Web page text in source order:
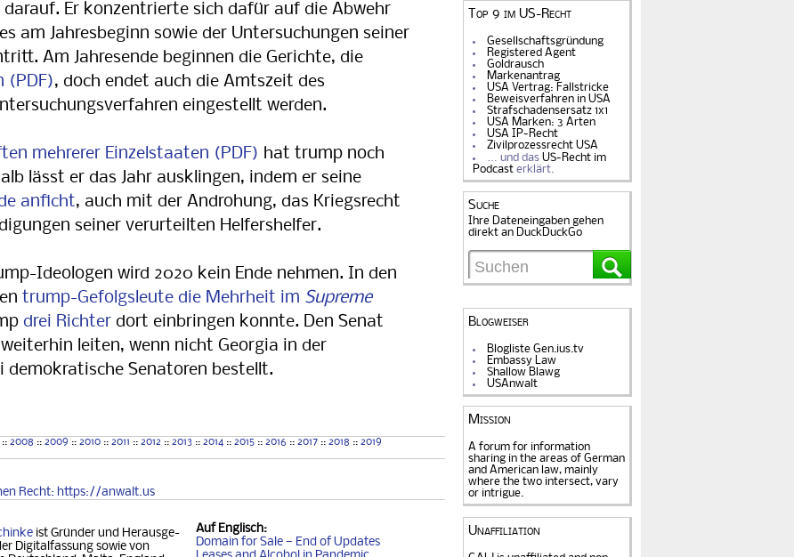
Er konzentrierte sich dafür auf die Abwehr
am Jahresbeginn sowie der Untersuchungen seiner
Am Jahresende beginnen die Gerichte, die
, doch endet auch die Amtszeit des
eingestellt werden.
mehrerer Einzelstaaten
hat trump noch
lässt er das Jahr ausklingen, indem er seine
anficht, auch mit der Androhung, das Kriegsrecht
seiner verurteilten Helfershelfer.
Ideologen wird 2020 kein Ende nehmen. In den
trump-Gefolgsleute die Mehrheit im Supreme
drei Richter dort einbringen konnte. Den Senat
leiten, wenn nicht Georgia in der
demokratische Senatoren bestellt.
:: 2008 :: 2009 :: 2010 :: 2011 :: 2012 :: 2013 :: 2014 :: 2015 :: 2016 :: 2017 :: 2018 :: 2019
Recht: https://anwalt.us
Auf Englisch:
Domain for Sale — End of Updates
ist Gründer und Her­aus­ge­
Digitalfassung so­wie von
Top 9 im US-Recht
Gesellschaftsgründung
Registered Agent
Goldrausch
Markenantrag
USA Vertrag: Fallstricke
Beweisverfahren in USA
Strafschadensersatz 1x1
USA Marken: 3 Arten
USA IP-Recht
Zivilprozessrecht USA
… und dasUS-Recht im
Podcast erklärt.
Suche
Ihre Dateneingaben gehen
direkt an DuckDuckGo
Blogweiser
Blogliste Gen.ius.tv
Embassy Law
Shallow Blawg
USAnwalt
Mission
A forum for information
sharing in the areas of German
and American law, mainly
where the two intersect, vary
or intrigue.
Unaffiliation